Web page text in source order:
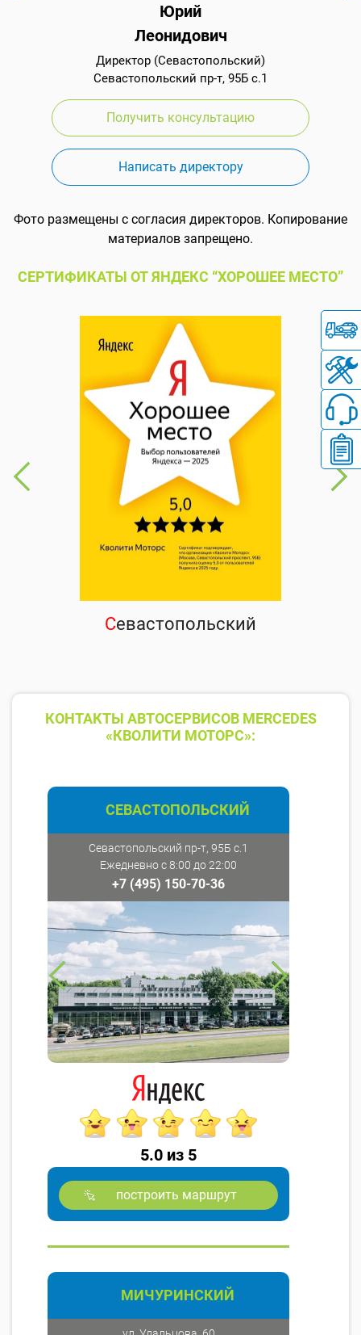
Юрий
Леонидович
Директор (Севастопольский)
Севастопольский пр-т, 95Б с.1
Получить консультацию
Написать директору
Фото размещены с согласия директоров. Копирование
материалов запрещено.
СЕРТИФИКАТЫ ОТ ЯНДЕКС “ХОРОШЕЕ МЕСТО”
Севастопольский
КОНТАКТЫ АВТОСЕРВИСОВ MERCEDES
«КВОЛИТИ МОТОРС»:
СЕВАСТОПОЛЬСКИЙ
Севастопольский пр-т, 95Б с.1
Ежедневно с 8:00 до 22:00
+7 (495) 150-70-36
5.0 из 5
построить маршрут
МИЧУРИНСКИЙ